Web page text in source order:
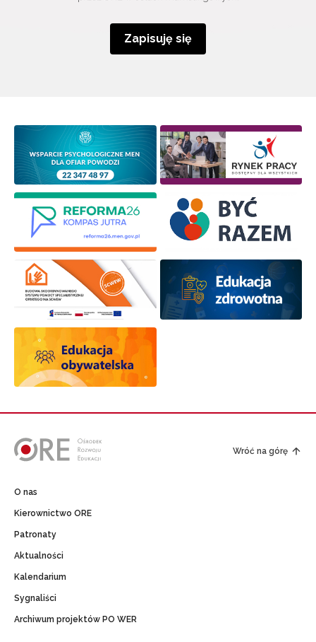
Zapisuję się
Wróć na górę
O nas
Kierownictwo ORE
Patronaty
Aktualności
Kalendarium
Sygnaliści
Archiwum projektów PO WER